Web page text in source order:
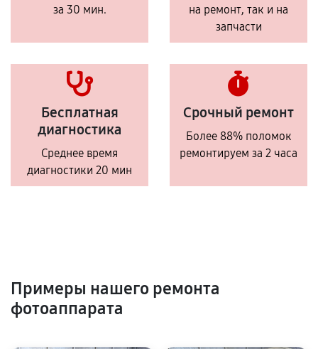
за 30 мин.
на ремонт, так и на
запчасти
Бесплатная
диагностика
Среднее время
диагностики 20 мин
Срочный ремонт
Более 88% поломок
ремонтируем за 2 часа
Примеры нашего ремонта
фотоаппарата